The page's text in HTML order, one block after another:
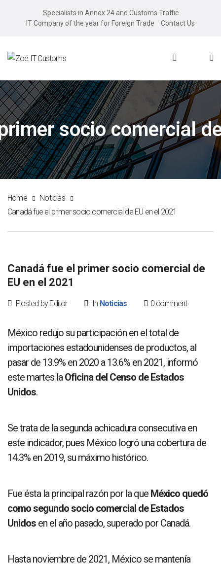
Specialists in Annex 24 and Customs Traffic
IT Company of the year for Foreign Trade
Contact Us
socio comercial
Home
Noticias
Canadá fue el primer socio comercial de EU en el 2021
Canadá fue el primer socio comercial de
EU en el 2021
Posted by Editor In Noticias 0 comment
México redujo su participación en el total de
importaciones estadounidenses de productos, al
pasar de 13.9% en 2020 a 13.6% en 2021, informó
este martes la Oficina del Censo de Estados
Unidos.
Se trata de la segunda achicadura consecutiva en
este indicador, pues México logró una cobertura de
14.3% en 2019, su máximo histórico.
Fue ésta la principal razón por la que México quedó
como segundo socio comercial de Estados
Unidos en el año pasado, superado por Canadá.
Hasta noviembre de 2021, México se mantenía